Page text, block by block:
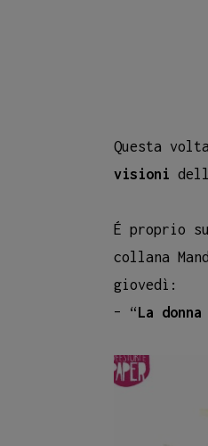
Questa
visioni
É proprio
collana
giovedì:
– “ La